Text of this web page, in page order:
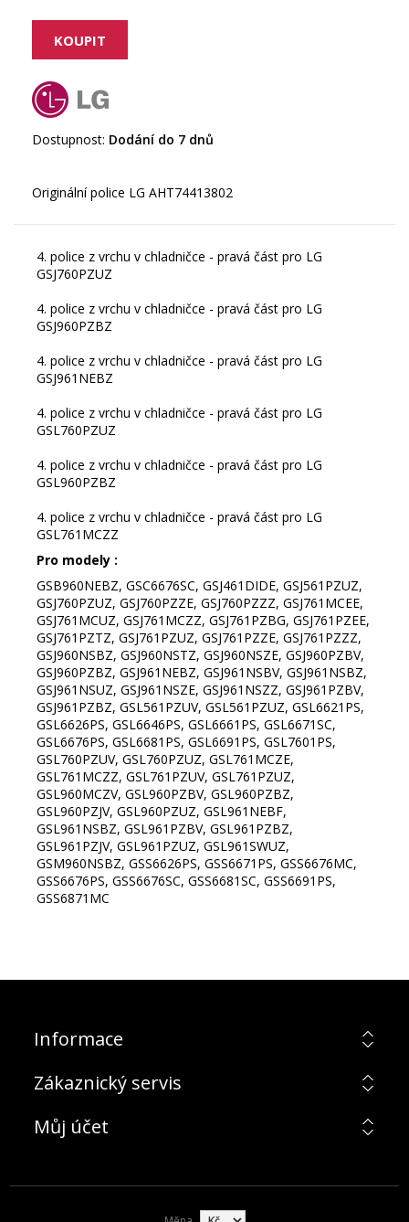
Dostupnost: Dodání do 7 dnů
4. police z vrchu v chladničce - pravá část pro LG
GSJ760PZUZ
4. police z vrchu v chladničce - pravá část pro LG
GSJ960PZBZ
4. police z vrchu v chladničce - pravá část pro LG
GSJ961NEBZ
4. police z vrchu v chladničce - pravá část pro LG
GSL760PZUZ
4. police z vrchu v chladničce - pravá část pro LG
GSL960PZBZ
4. police z vrchu v chladničce - pravá část pro LG
GSL761MCZZ
Pro modely :
GSB960NEBZ, GSC6676SC, GSJ461DIDE, GSJ561PZUZ,
GSJ760PZUZ, GSJ760PZZE, GSJ760PZZZ, GSJ761MCEE,
GSJ761MCUZ, GSJ761MCZZ, GSJ761PZBG, GSJ761PZEE,
GSJ761PZTZ, GSJ761PZUZ, GSJ761PZZE, GSJ761PZZZ,
GSJ960NSBZ, GSJ960NSTZ, GSJ960NSZE, GSJ960PZBV,
GSJ960PZBZ, GSJ961NEBZ, GSJ961NSBV, GSJ961NSBZ,
GSJ961NSUZ, GSJ961NSZE, GSJ961NSZZ, GSJ961PZBV,
GSJ961PZBZ, GSL561PZUV, GSL561PZUZ, GSL6621PS,
GSL6626PS, GSL6646PS, GSL6661PS, GSL6671SC,
GSL6676PS, GSL6681PS, GSL6691PS, GSL7601PS,
GSL760PZUV, GSL760PZUZ, GSL761MCZE,
GSL761MCZZ, GSL761PZUV, GSL761PZUZ,
GSL960MCZV, GSL960PZBV, GSL960PZBZ,
GSL960PZJV, GSL960PZUZ, GSL961NEBF,
GSL961NSBZ, GSL961PZBV, GSL961PZBZ,
GSL961PZJV, GSL961PZUZ, GSL961SWUZ,
GSM960NSBZ, GSS6626PS, GSS6671PS, GSS6676MC,
GSS6676PS, GSS6676SC, GSS6681SC, GSS6691PS,
GSS6871MC
Informace
Zákaznický servis
Můj účet